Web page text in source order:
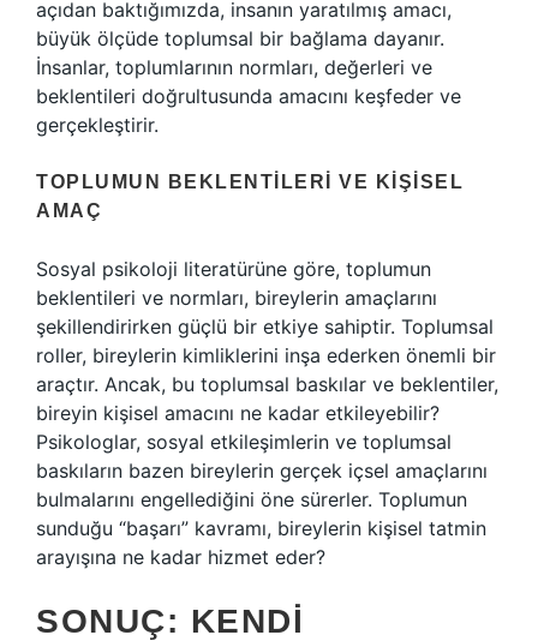
açıdan baktığımızda, insanın yaratılmış amacı,
büyük ölçüde toplumsal bir bağlama dayanır.
İnsanlar, toplumlarının normları, değerleri ve
beklentileri doğrultusunda amacını keşfeder ve
gerçekleştirir.
TOPLUMUN BEKLENTILERI VE KIŞISEL
AMAÇ
Sosyal psikoloji literatürüne göre, toplumun
beklentileri ve normları, bireylerin amaçlarını
şekillendirirken güçlü bir etkiye sahiptir. Toplumsal
roller, bireylerin kimliklerini inşa ederken önemli bir
araçtır. Ancak, bu toplumsal baskılar ve beklentiler,
bireyin kişisel amacını ne kadar etkileyebilir?
Psikologlar, sosyal etkileşimlerin ve toplumsal
baskıların bazen bireylerin gerçek içsel amaçlarını
bulmalarını engellediğini öne sürerler. Toplumun
sunduğu “başarı” kavramı, bireylerin kişisel tatmin
arayışına ne kadar hizmet eder?
SONUÇ: KENDI